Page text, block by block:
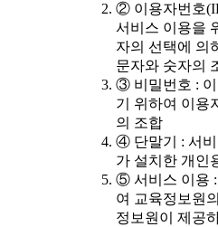
② 이용자번호
서비스 이용을
자의 선택에 의
문자와 숫자의
③ 비밀번호 :
기 위하여 이용
의 조합
④ 단말기 : 서
가 설치한 개인
⑤ 서비스 이용
여 교육정보원
정보원이 제공